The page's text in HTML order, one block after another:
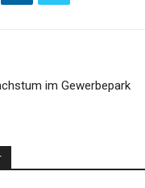
im Gewerbepark